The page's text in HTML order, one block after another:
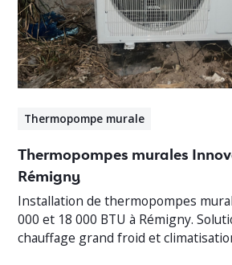
Thermopompe murale
Thermopompes murales
Rémigny
Installation de thermopompes
000 et 18 000 BTU à Rémigny.
chauffage grand froid et